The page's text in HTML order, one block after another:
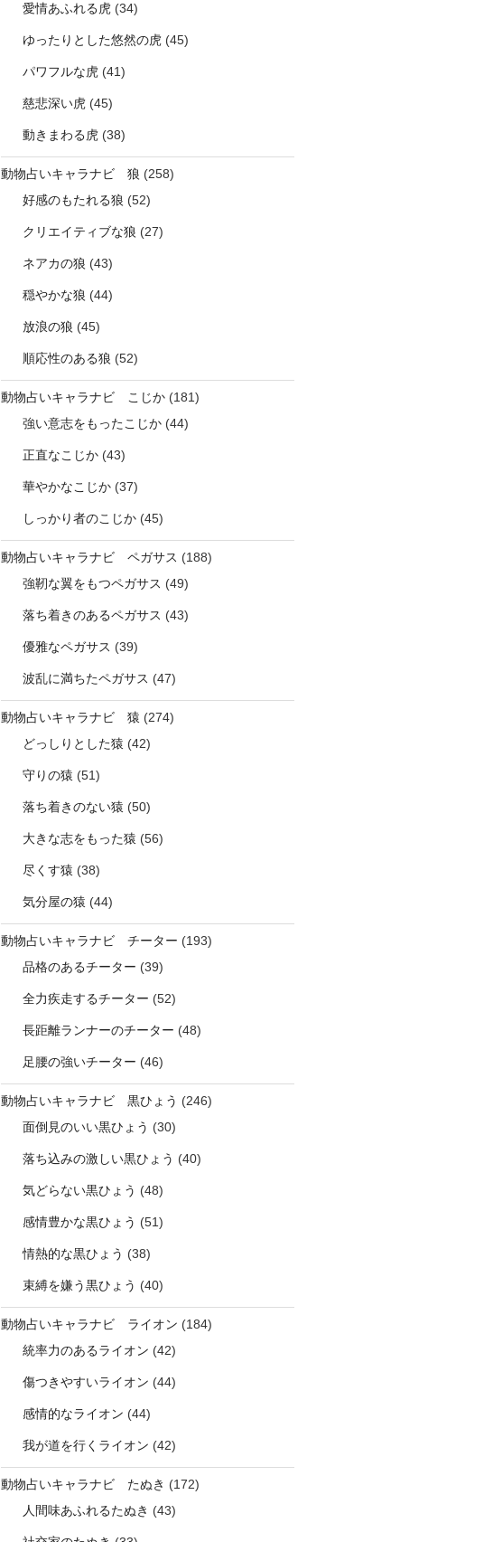
愛情あふれる虎(34)
ゆったりとした悠然の虎(45)
パワフルな虎(41)
慈悲深い虎(45)
動きまわる虎(38)
動物占いキャラナビ 狼 (258)
好感のもたれる狼 (52)
クリエイティブな狼 (27)
ネアカの狼 (43)
穏やかな狼 (44)
放浪の狼 (45)
順応性のある狼 (52)
動物占いキャラナビ こじか(181)
強い意志をもったこじか(44)
正直なこじか(43)
華やかなこじか(37)
しっかり者のこじか(45)
動物占いキャラナビ ペガサス (188)
強靭な翼をもつペガサス (49)
落ち着きのあるペガサス (43)
優雅なペガサス (39)
波乱に満ちたペガサス (47)
動物占いキャラナビ 猿 (274)
どっしりとした猿 (42)
守りの猿 (51)
落ち着きのない猿 (50)
大きな志をもった猿 (56)
尽くす猿 (38)
気分屋の猿 (44)
動物占いキャラナビ チーター (193)
品格のあるチーター (39)
全力疾走するチーター (52)
長距離ランナーのチーター (48)
足腰の強いチーター (46)
動物占いキャラナビ 黒ひょう (246)
面倒見のいい黒ひょう (30)
落ち込みの激しい黒ひょう (40)
気どらない黒ひょう (48)
感情豊かな黒ひょう (51)
情熱的な黒ひょう (38)
束縛を嫌う黒ひょう (40)
動物占いキャラナビ ライオン (184)
統率力のあるライオン (42)
傷つきやすいライオン (44)
感情的なライオン (44)
我が道を行くライオン (42)
動物占いキャラナビ たぬき (172)
人間味あふれるたぬき (43)